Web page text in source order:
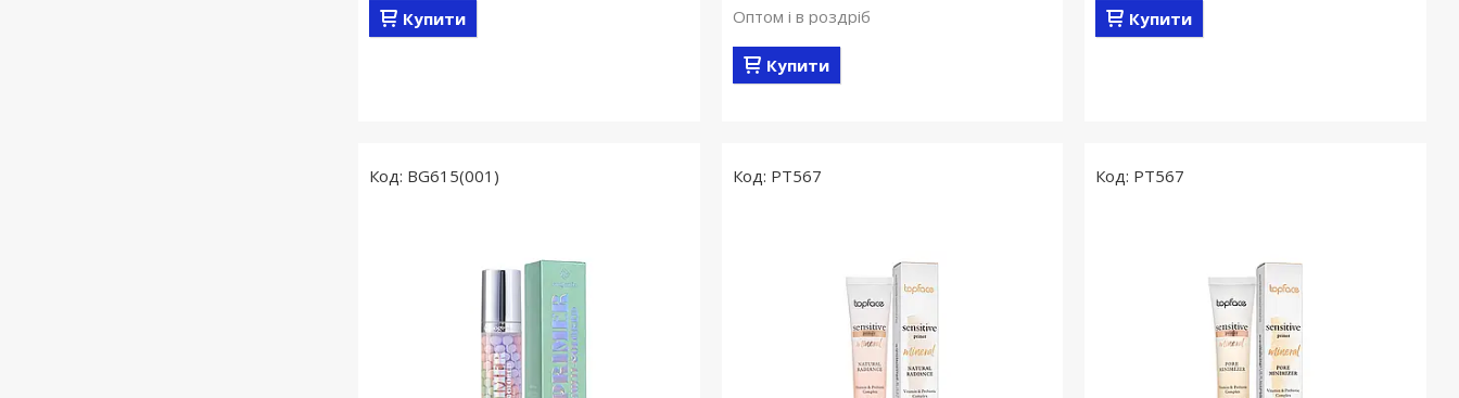
Купити Оптом і в роздріб
Купити
Купити
BG615(001) PT567 PT567